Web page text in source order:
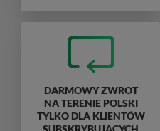
DARMOWY ZWROT
NA TERENIE POLSKI
TYLKO DLA KLIENTÓW
SUBSKRYBUJĄCYCH